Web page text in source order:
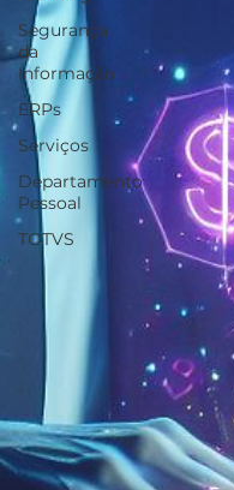
Segurança
da
Informação
ERPs
Serviços
Departamento
Pessoal
TOTVS